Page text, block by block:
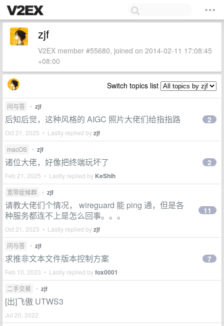
zjf
V2EX member #55680, joined on 2014-02-11 17:08:45
+08:00
Switch topics list
问与答 • zjf
后知后觉，这种风格的 AIGC 照片大佬们给指指路
Oct 21, 2025 • Lastly replied byzjf
2
macOS • zjf
诸位大佬，好像把终端玩坏了
Feb 21, 2025 • Lastly replied by KeShih
2
宽带症候群 • zjf
请教大佬们个情况， wireguard 能 ping 通，但是各
种服务都连不上是怎么回事。。。
Oct 21, 2023 • Lastly replied byzjf
11
问与答 • zjf
求推非文本文件版本控制方案
Feb 10, 2023 • Lastly replied byfox0001
7
二手交易 • zjf
[出]飞傲 UTWS3
Jul 20, 2022